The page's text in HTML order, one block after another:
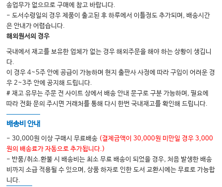
송업무가 없으므로 구매에 참고 바랍니다.
- 도서수령일의 경우 제품이 출고된 후 하루에서 이틀정도 추가되며, 배송시간
은 안내가 어렵습니다.
해외원서의 경우
국내에서 재고를 보유한 업체가 없는 경우 해외주문을 해야 하는 상황이 생깁니
다.
이 경우 4~5주 안에 공급이 가능하며 현지 출판사 사정에 따라 구입이 어려운 경
우 2~3주 안에 공지해 드립니다.
# 재고 유무는 주문 전 사이트 상에서 배송 안내 문구로 구분 가능하며, 필요에
따라 전화 문의 주시면 거래처를 통해 다시 한번 국내재고를 확인해 드립니다.
배송비 안내
- 30,000원 이상 구매시 무료배송 (결제금액이 30,000원 미만일 경우 3,000
원의 배송료가 자동으로 추가됩니다.)
- 반품/취소.환불 시 배송비는 최소 무료 배송이 되었을 경우, 처음 발생한 배송
비까지 소급 적용될 수 있으며, 상품 하자로 인한 도서 교환시에는 무료로 가능합
니다.